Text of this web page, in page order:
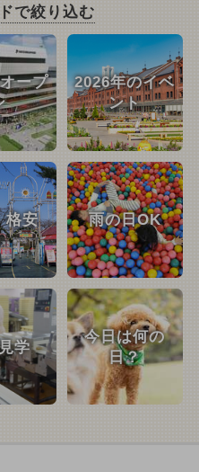
で絞り込む
ープ
2026年のイベ
ント
格安 雨の日OK
学
今日は何の
日？